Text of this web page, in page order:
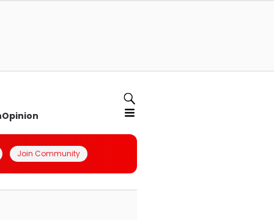
Opinion
Join Community